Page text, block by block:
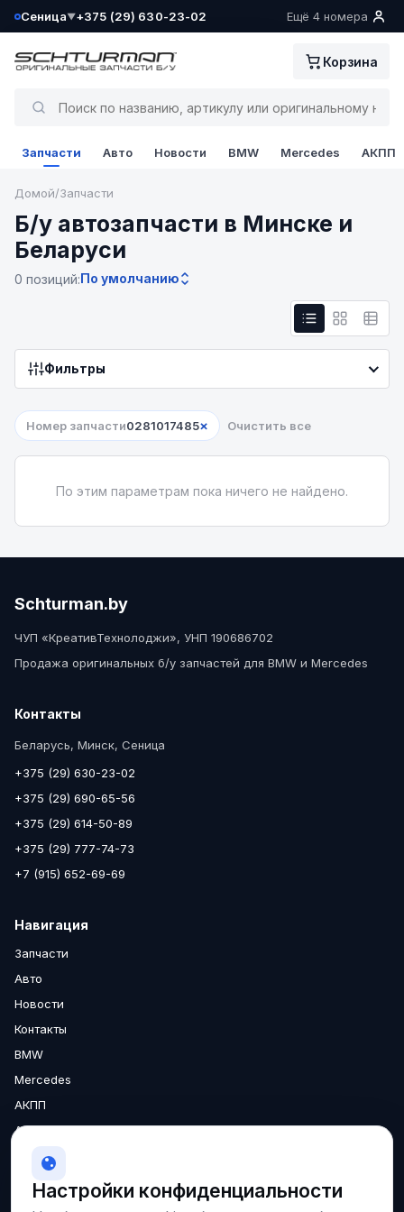
Сеница▼
Ваш склад определён как:
+375 (29) 630-23-02 Ещё 4 номера
Корзина
Запчасти Авто Новости BMW Mercedes АКПП
Домой/Запчасти
Б/у автозапчасти в Минске и
Беларуси
0 позиций:По умолчанию
Фильтры
Номер запчасти0281017485× Очистить все
По этим параметрам пока ничего не найдено.
Schturman.by
ЧУП «КреативТехнолоджи», УНП 190686702
Продажа оригинальных б/у запчастей для BMW и Mercedes
Контакты
Беларусь, Минск, Сеница
+375 (29) 630-23-02
+375 (29) 690-65-56
+375 (29) 614-50-89
+375 (29) 777-74-73
+7 (915) 652-69-69
Навигация
Запчасти
Авто
Новости
Контакты
BMW
Mercedes
АКПП
Аксессуары
Двигатели
МКППНастройки конфиденциальности